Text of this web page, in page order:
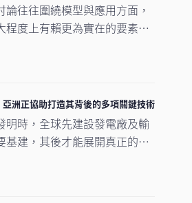
論往往圍繞模型與應用方面，
程度上有賴更為實在的要素。
的實體基礎。隨著結構性因
支柱。
亞洲正協助打造其背後的多項關鍵技術
明時，全球先建設發電廠及輸
基建，其後才能展開真正的轉
據中心及電網的大規模投